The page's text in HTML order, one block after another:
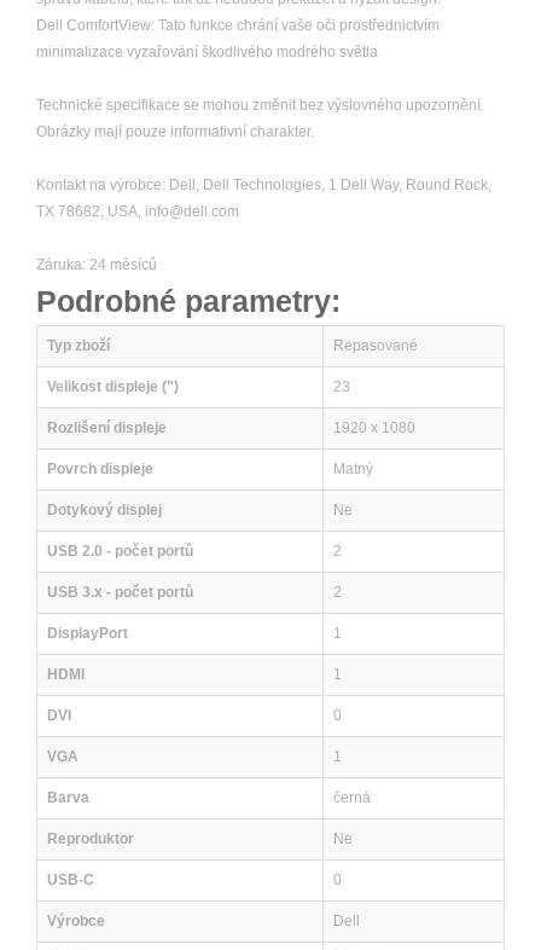
Dell ComfortView: Tato funkce chrání vaše oči prostřednictvím
minimalizace vyzařování škodlivého modrého světla
Technické specifikace se mohou změnit bez výslovného upozornění.
Obrázky mají pouze informativní charakter.
Kontakt na výrobce: Dell, Dell Technologies, 1 Dell Way, Round Rock,
TX 78682, USA, info@dell.com
Záruka: 24 měsíců
Podrobné parametry:
Typ zboží Repasované
Velikost displeje (") 23
Rozlišení displeje 1920 x 1080
Povrch displeje Matný
Dotykový displej Ne
USB 2.0 - počet portů 2
USB 3.x - počet portů 2
DisplayPort 1
HDMI 1
DVI 0
VGA 1
Barva černá
Reproduktor Ne
USB-C 0
Výrobce Dell